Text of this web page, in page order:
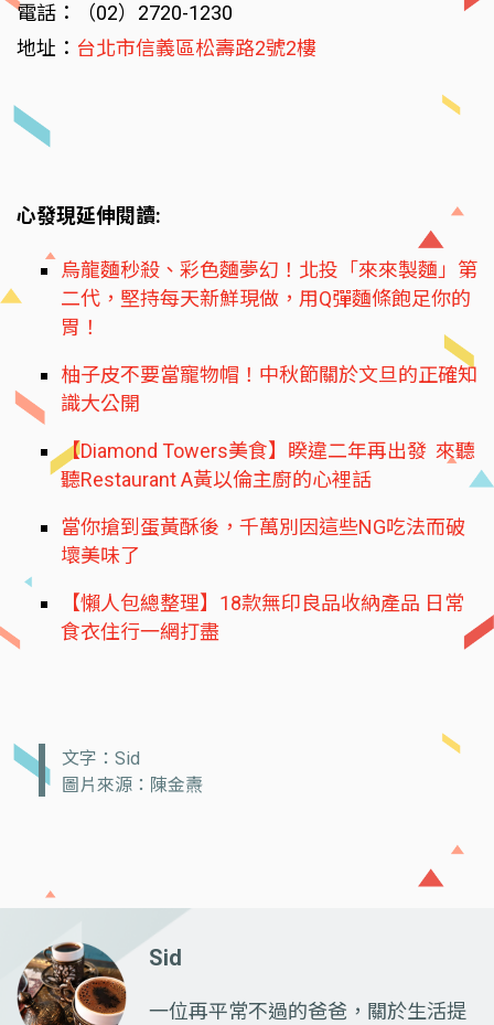
電話：（02）2720-1230
地址： 台北市信義區松壽路2號2樓
心發現延伸閱讀:
烏龍麵秒殺、彩色麵夢幻！北投「來來製麵」第
二代，堅持每天新鮮現做，用Q彈麵條飽足你的
胃！
柚子皮不要當寵物帽！中秋節關於文旦的正確知
識大公開
【Diamond Towers美食】睽違二年再出發 來聽
聽Restaurant A黃以倫主廚的心裡話
當你搶到蛋黃酥後，千萬別因這些NG吃法而破
壞美味了
【懶人包總整理】18款無印良品收納產品 日常
食衣住行一網打盡
文字：Sid
圖片來源：陳金燾
Sid
一位再平常不過的爸爸，關於生活提